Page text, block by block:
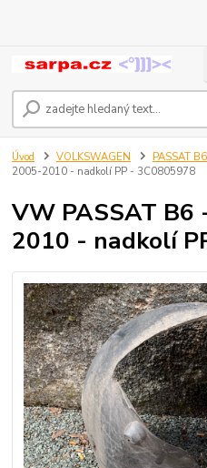
Úvod VOLKSWAGEN PASSAT
2005-2010 - nadkolí PP - 3C0805978
VW PASSAT B6
2010 - nadkolí